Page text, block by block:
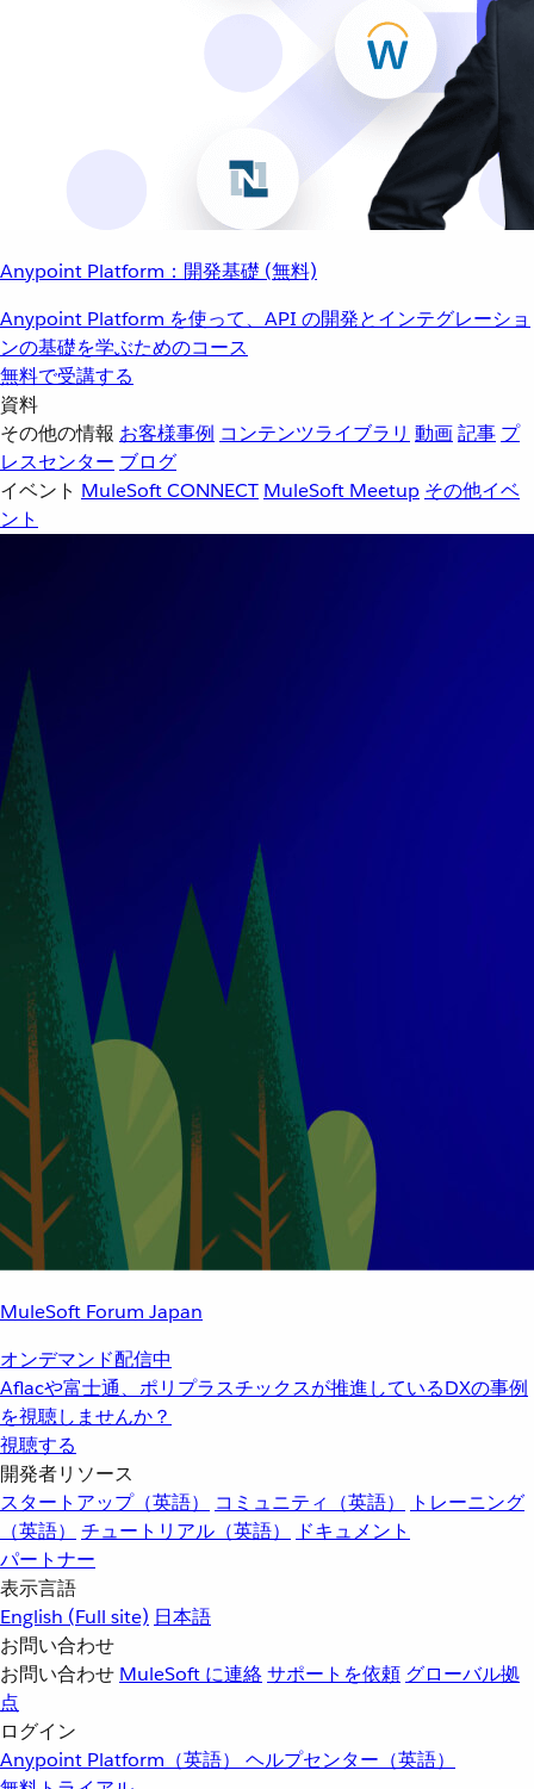
Anypoint Platform：開発基礎 (無料)
Anypoint Platform を使って、API の開発とインテグレーショ
ンの基礎を学ぶためのコース
無料で受講する
資料
その他の情報 お客様事例 コンテンツライブラリ 動画記事 プ
レスセンター ブログ
イベント MuleSoft CONNECT MuleSoft Meetup その他イベ
ント
MuleSoft Forum Japan
オンデマンド配信中
Aflacや富士通、ポリプラスチックスが推進しているDXの事例
を視聴しませんか？
視聴する
開発者リソース
スタートアップ（英語）
コミュニティ（英語）
トレーニング
（英語）
チュートリアル（英語）
ドキュメント
パートナー
表示言語
English (Full site) 日本語
お問い合わせ
お問い合わせ MuleSoft に連絡サポートを依頼 グローバル拠
点
ログイン
Anypoint Platform（英語） ヘルプセンター（英語）